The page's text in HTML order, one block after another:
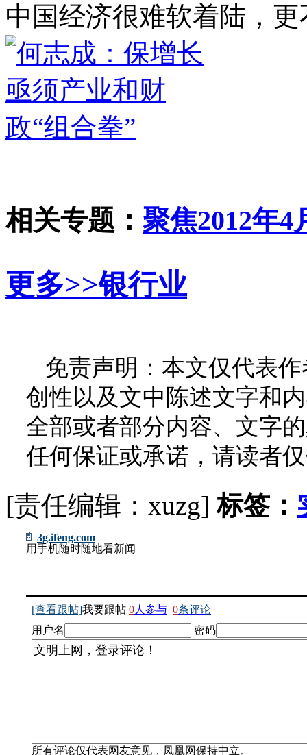
中国经济很难软着陆，
相关专题： 聚焦2012年4
更多>>银行业
免责声明：本文仅代表
创性以及文中陈述文字和
全部或者部分内容、文字
任何保证或承诺，请读者
[责任编辑：xuzg]标签：
3g.ifeng.com
用手机随时随地看新闻
[查看跟帖]我要跟帖 0人参与 0条评论
用户名
密码
所有评论仅代表网友意见，凤凰网保持中立。